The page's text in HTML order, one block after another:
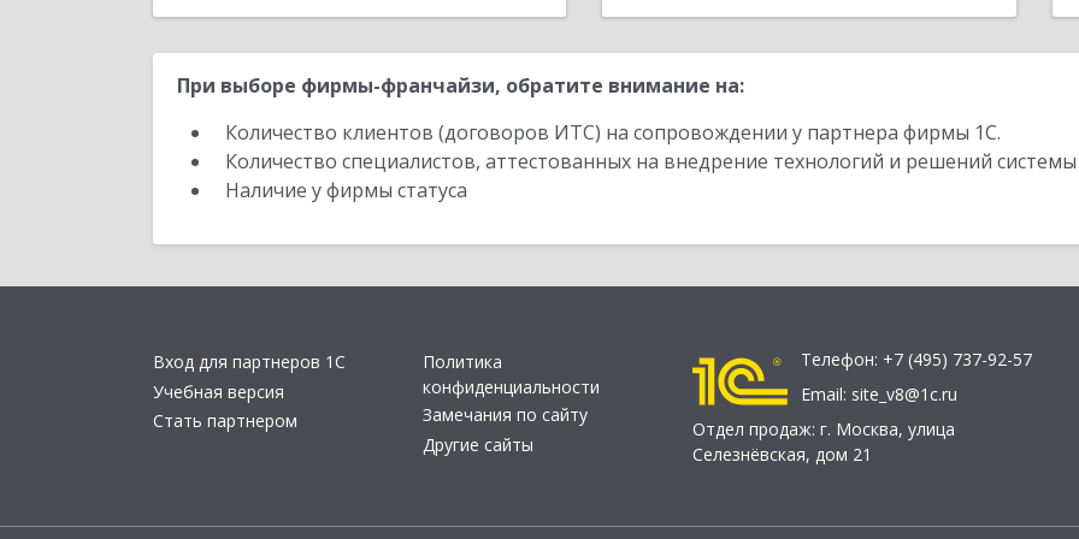
При выборе фирмы-франчайзи, обратите внимание на:
Количество клиентов (договоров ИТС) на сопровождении у партнера фирмы 1С.
Количество специалистов, аттестованных на внедрение технологий и решений
Наличие у фирмы статуса
Вход для партнеров 1С
Учебная версия
Стать партнером
Политика
конфиденциальности
Замечания по сайту
Другие сайты
Телефон: +7 (495) 737-92-57
Email: site_v8@1c.ru
Отдел продаж: г. Москва, улица
Селезнёвская, дом 21